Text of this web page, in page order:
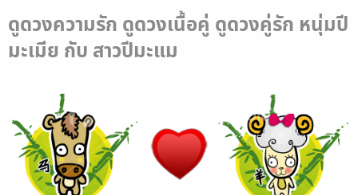
ดูดวงความรัก ดูดวงเนื้อคู่ ดูดวงคู่รัก หนุ่มปี
มะเมีย กับ สาวปีมะแม